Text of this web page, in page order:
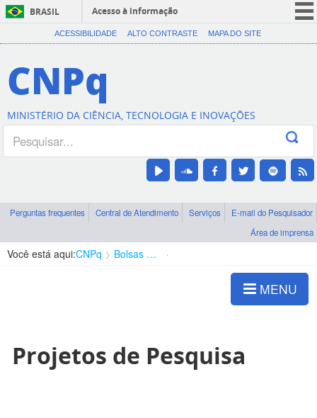
BRASIL
Acesso à informação
CORONAVÍRUS (COVID-19)
Canais
ACESSIBILIDADE ALTO CONTRASTE MAPA DO SITE
CNPq
MINISTÉRIO DA CIÊNCIA, TECNOLOGIA E INOVAÇÕES
Perguntas frequentes Central de Atendimento Serviços
E-mail do Pesquisador
Área de imprensa
Você está aqui:CNPq Bolsas e Auxílios Vigentes
MENU
Projetos de Pesquisa